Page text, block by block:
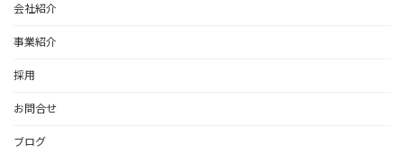
会社紹介
事業紹介
採用
お問合せ
ブログ